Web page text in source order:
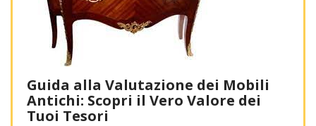
Guida alla Valutazione dei Mobili
Antichi: Scopri il Vero Valore dei
Tuoi Tesori